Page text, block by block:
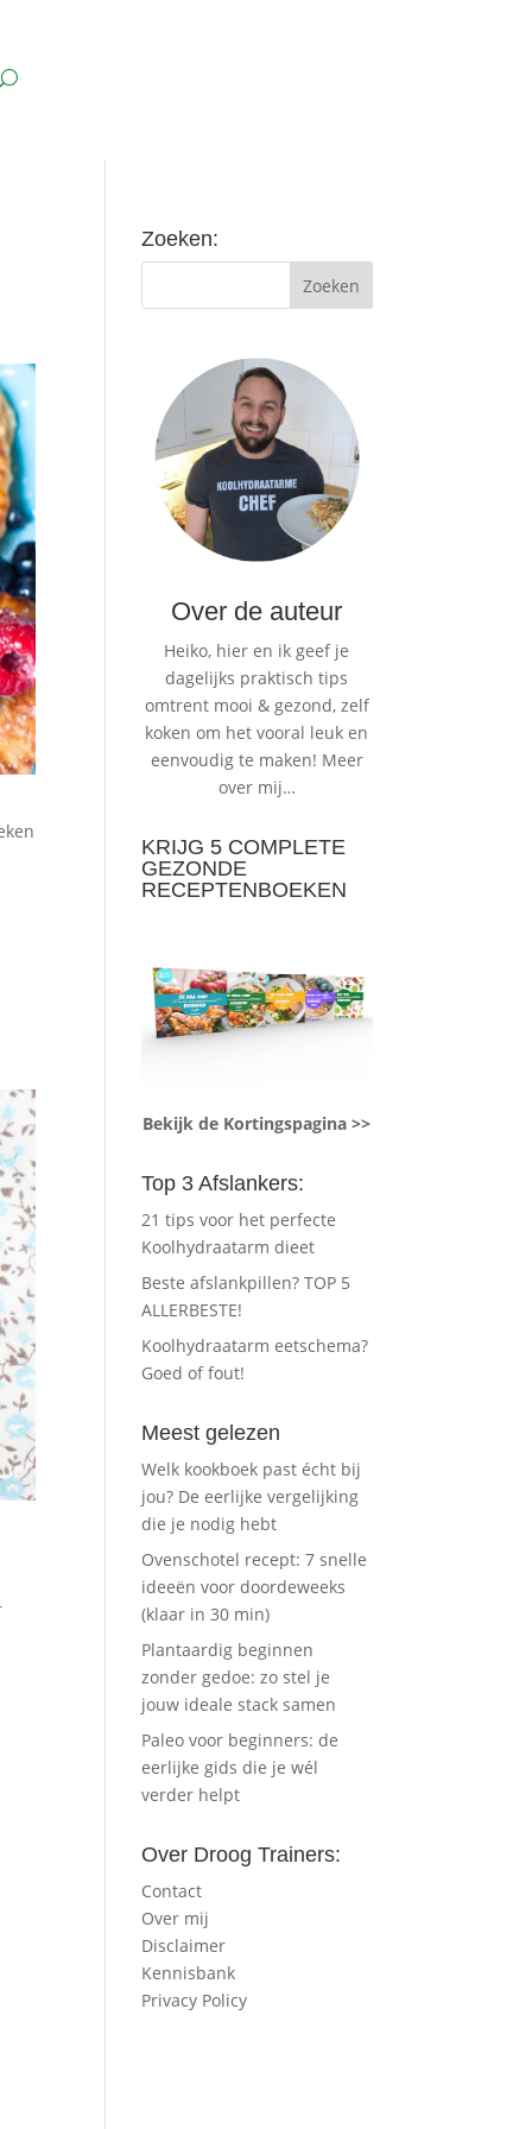
Zoeken:
Over de auteur
Heiko, hier en ik geef je
dagelijks praktisch tips
omtrent mooi & gezond, zelf
koken om het vooral leuk en
eenvoudig te maken! Meer
over mij…
KRIJG 5 COMPLETE
GEZONDE
RECEPTENBOEKEN
Bekijk de Kortingspagina >>
Top 3 Afslankers:
21 tips voor het perfecte
Koolhydraatarm dieet
Beste afslankpillen? TOP 5
ALLERBESTE!
Koolhydraatarm eetschema?
Goed of fout!
Meest gelezen
Welk kookboek past écht bij
jou? De eerlijke vergelijking
die je nodig hebt
Ovenschotel recept: 7 snelle
ideeën voor doordeweeks
(klaar in 30 min)
Plantaardig beginnen
zonder gedoe: zo stel je
jouw ideale stack samen
Paleo voor beginners: de
eerlijke gids die je wél
verder helpt
Over Droog Trainers:
Contact
Over mij
Disclaimer
Kennisbank
Privacy Policy